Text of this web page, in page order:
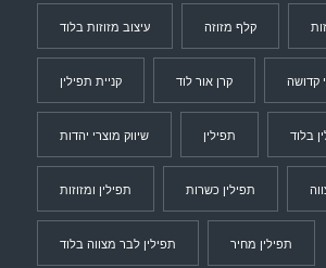
עיצוב מזוזות בלוד קלף מזוזה
קניית תפילין קרן אור לוד קדושה
שיווק מוצרי יהדות תפילין בלוד
תפילין ומזוזות תפילין כשרות
תפילין לבר מצווה בלוד תפילין מחיר